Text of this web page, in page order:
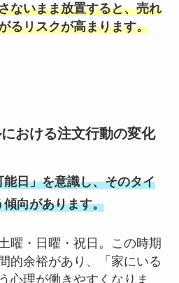
ないまま放置すると、売れ
るリスクが高まります。
おける注文行動の変化
日」を意識し、そのタイ
向があります。
・日曜・祝日。この時期
的余裕があり、「家にいる
心理が働きやすくなりま